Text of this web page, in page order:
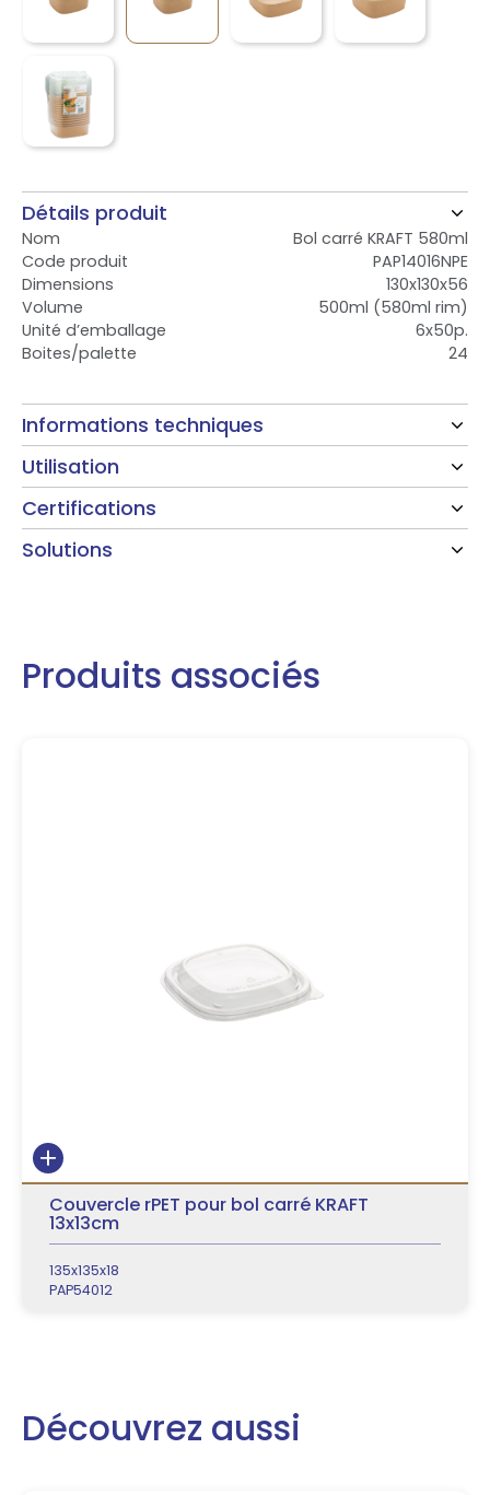
Détails produit
Nom
Bol carré KRAFT 580ml
Code produit
PAP14016NPE
Dimensions
130x130x56
Volume
500ml (580ml rim)
Unité d’emballage
6x50p.
Boites/palette
24
Informations techniques
Utilisation
Certifications
Solutions
Produits associés
Couvercle rPET pour bol carré KRAFT
13x13cm
135x135x18
PAP54012
Découvrez aussi